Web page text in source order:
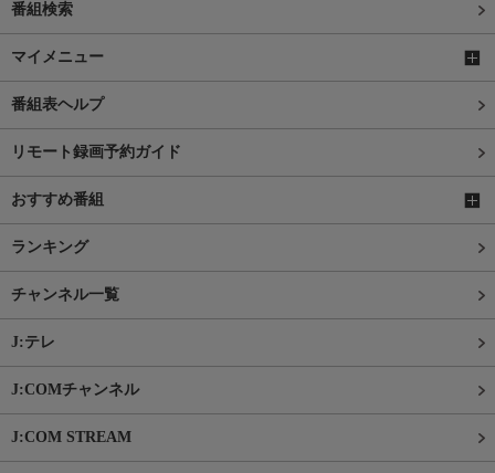
番組検索
マイメニュー
番組表ヘルプ
リモート録画予約ガイド
おすすめ番組
ランキング
チャンネル一覧
J:テレ
J:COMチャンネル
J:COM STREAM